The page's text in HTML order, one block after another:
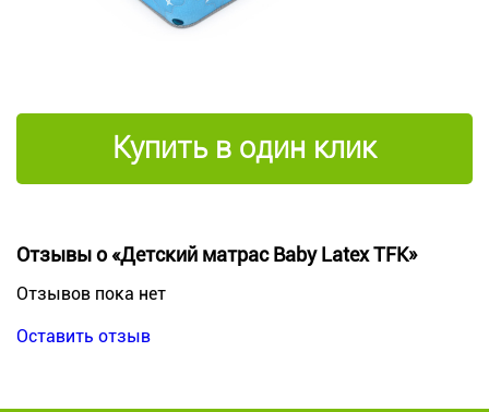
Купить в один клик
Отзывы о «Детский матрас Baby Latex TFK»
Отзывов пока нет
Оставить отзыв